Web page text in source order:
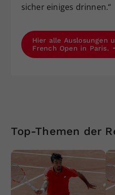
sicher einiges drinnen.“
Hier alle Auslosungen
French Open in Paris.
Top-Themen der